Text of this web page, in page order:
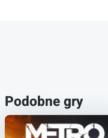
Podobne gry